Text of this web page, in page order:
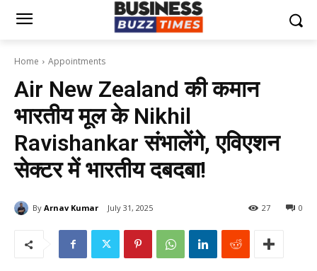
Home Appointments
Air New Zealand की कमान
भारतीय मूल के Nikhil
Ravishankar संभालेंगे, एविएशन
सेक्टर में भारतीय दबदबा!
By Arnav Kumar July 31, 2025 0
27